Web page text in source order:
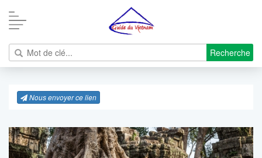
Recherche
Nous envoyer ce lien